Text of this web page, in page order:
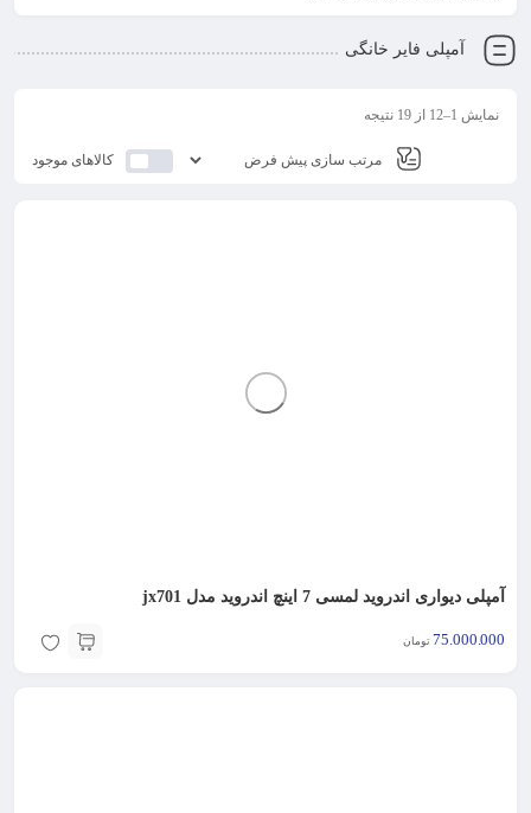
آمپلی فایر خانگی
نمایش 1–12 از 19 نتیجه
کالاهای موجود
آمپلی دیواری اندروید لمسی 7 اینچ اندروید مدل jx701
75.000.000 تومان